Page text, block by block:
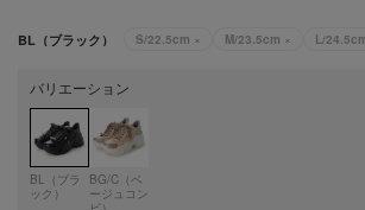
BL（ブラック） S/22.5cm × M/23.5cm × L/
バリエーション
BL（ブラ
ック）
BG/C（ベ
ージュコン